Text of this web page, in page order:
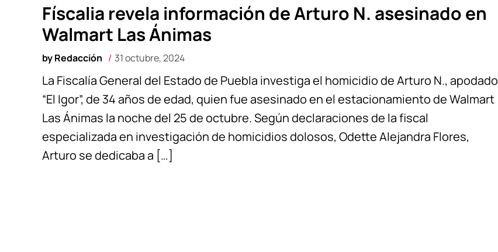
Físcalia revela información de Arturo N. asesinado en
Walmart Las Ánimas
byRedacción 31 octubre, 2024
La Fiscalía General del Estado de Puebla investiga el homicidio de Arturo N., apodado
“El Igor”, de 34 años de edad, quien fue asesinado en el estacionamiento de Walmart
Las Ánimas la noche del 25 de octubre. Según declaraciones de la fiscal
especializada en investigación de homicidios dolosos, Odette Alejandra Flores,
Arturo se dedicaba a […]